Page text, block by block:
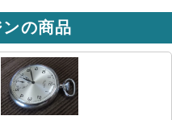
の商品